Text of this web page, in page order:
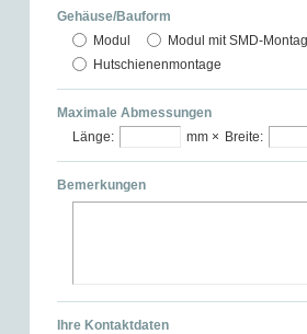
Gehäuse/Bauform
Modul
Modul mit SMD-
Hutschienenmontage
Maximale Abmessungen
Länge:
mm × Breite:
Bemerkungen
Ihre Kontaktdaten